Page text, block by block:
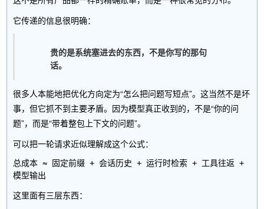
它传递的信息很明确：
贵的是系统塞进去的东西，不是你写的那句
话。
很多人本能地把优化方向定为“怎么把问题写短点”。这当然不是坏
事，但它抓不到主要矛盾。因为模型真正收到的，不是“你的问
题”，而是“带着整包上下文的问题”。
可以把一轮请求近似理解成这个公式：
总成本 ≈ 固定前缀 + 会话历史 + 运行时检索 + 工具往返 +
这里面有三层东西：